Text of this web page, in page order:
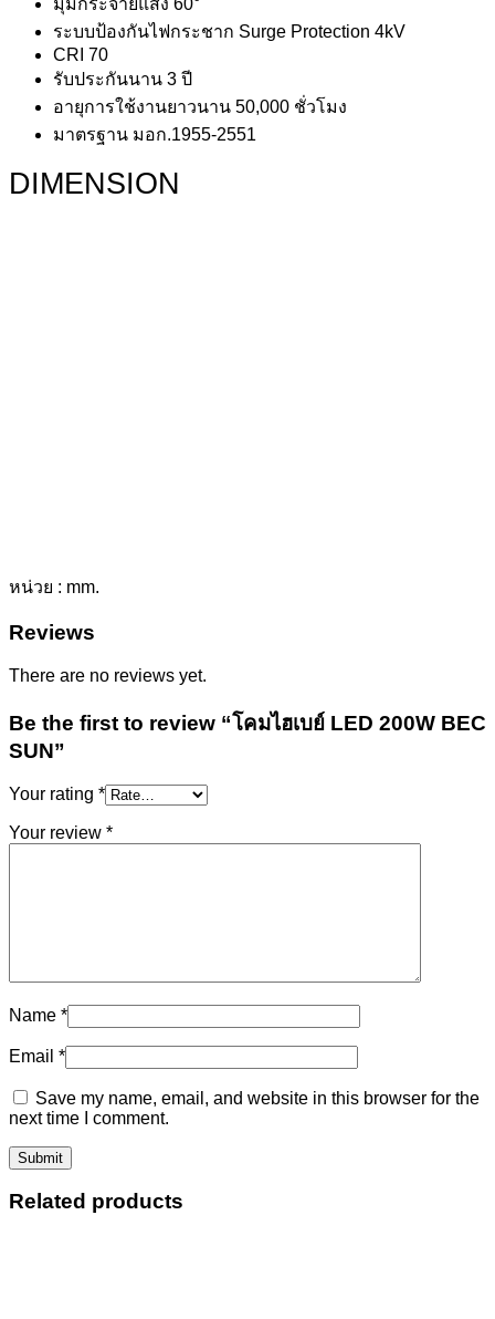
ระบบป้องกันไฟกระชาก Surge Protection 4kV
CRI 70
รับประกันนาน 3 ปี
อายุการใช้งานยาวนาน 50,000 ชั่วโมง
มาตรฐาน มอก.1955-2551
DIMENSION
หน่วย : mm.
Reviews
There are no reviews yet.
Be the first to review “โคมไฮเบย์ LED 200W BEC
SUN”
Your rating *
Your review *
Name *
Email *
Save my name, email, and website in this browser for the
next time I comment.
Related products